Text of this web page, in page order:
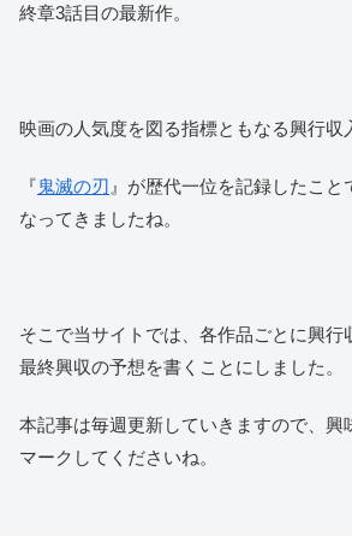
終章3話目の最新作。
映画の人気度を図る指標ともなる興行収
『鬼滅の刃 』が歴代一位を記録したこと
なってきましたね。
そこで当サイトでは、各作品ごとに興行
最終興収の予想を書くことにしました。
本記事は毎週更新していきますので、興
マークしてくださいね。